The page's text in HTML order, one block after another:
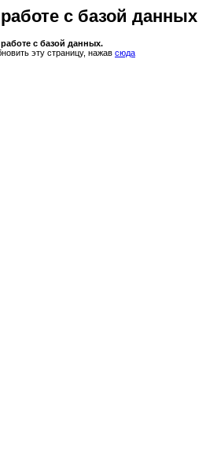
с базой данных
с базой данных.
эту страницу, нажав сюда